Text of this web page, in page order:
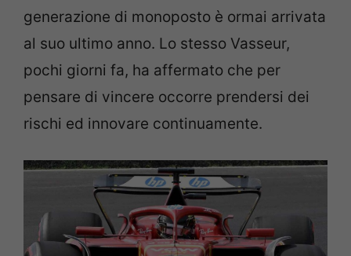
generazione di monoposto è ormai arrivata
al suo ultimo anno. Lo stesso Vasseur,
pochi giorni fa, ha affermato che per
pensare di vincere occorre prendersi dei
rischi ed innovare continuamente.